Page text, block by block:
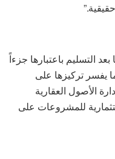
التسليم باعتبارها جزءاً
يفسر تركيزها على
الأصول العقارية
للمشروعات على